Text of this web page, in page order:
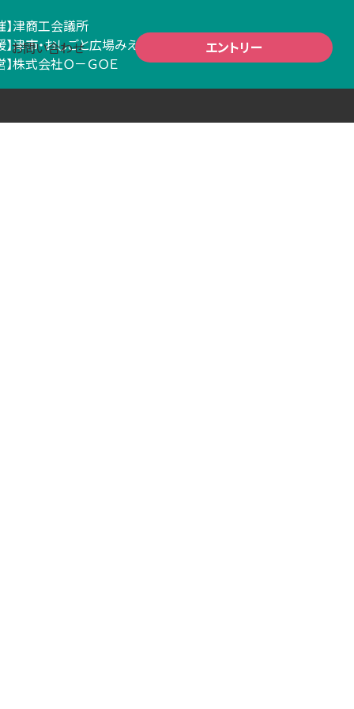
お問い合わせ エントリー
津商工会議所
津市・おしごと広場みえ・三重県学生就職連絡協議会
株式会社Ｏ－ＧＯＥ